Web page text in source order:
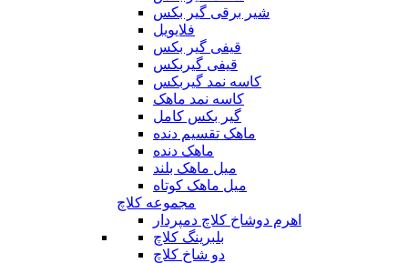
شیر برقی گیر بکس
فلایویل
قیفی گیر بکس
قیفی گیربکس
کاسه نمد گیربکس
کاسه نمد ماهک
گیر بکس کامل
ماهک تقسیم دنده
ماهک دنده
میل ماهک بلند
میل ماهک کوتاه
مجموعه کلاچ
اهرم دوشاخ کلاچ دمپردار
بلبرینگ کلاچ
دو شاخ کلاچ